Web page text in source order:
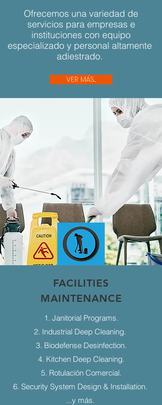
Ofrecemos una variedad de
servicios para empresas e
instituciones con equipo
especializado y personal altamente
adiestrado.
VER MÁS...
FACILITIES
MAINTENANCE
1. Janitorial Programs.
2. Industrial Deep Cleaning.
3. Biodefense Desinfection.
4. Kitchen Deep Cleaning.
5. Rotulación Comercial.
6. Security System Design & Installation.
...y más.